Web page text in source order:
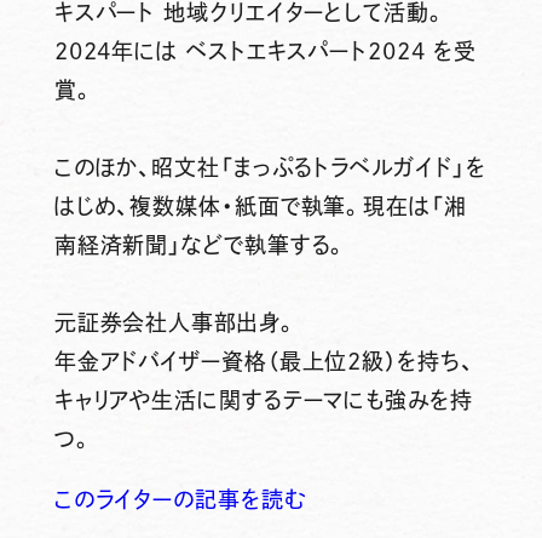
キスパート 地域クリエイターとして活動。
2024年には ベストエキスパート2024 を受
賞。
このほか、昭文社「まっぷるトラベルガイド」を
はじめ、複数媒体・紙面で執筆。現在は「湘
南経済新聞」などで執筆する。
元証券会社人事部出身。
年金アドバイザー資格（最上位2級）を持ち、
キャリアや生活に関するテーマにも強みを持
つ。
このライターの記事を読む